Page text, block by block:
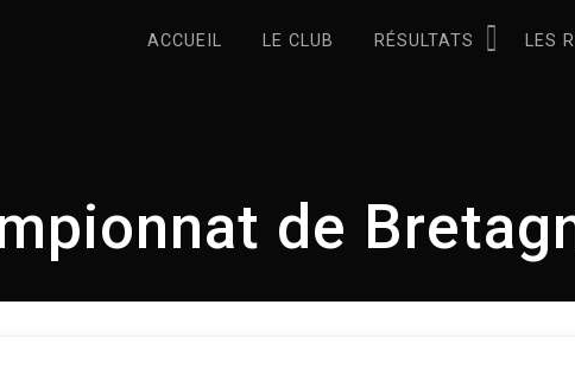
ACCUEIL LE CLUB RÉSULTATS LES
de